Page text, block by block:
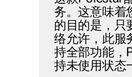
务。这意味着
的目的是，只
络允许，此服
持全部功能，
持未使用状态